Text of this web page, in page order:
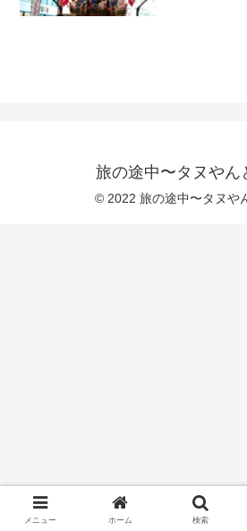
旅の途中〜タヌやん
© 2022 旅の途中〜タヌや
メニュー ホーム 検索